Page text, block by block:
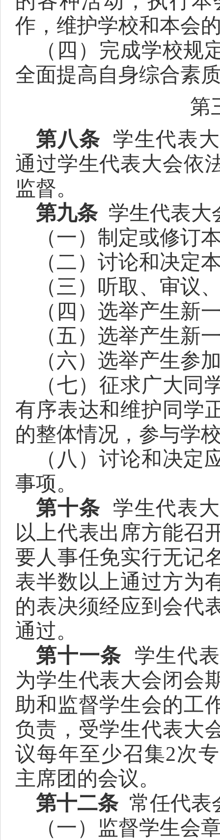
作，维护学校和本会
（四）完成学校规
全面提高自身综合素
第
第八条 学生代表
通过学生代表大会依
监督。
第九条 学生代表大
（一）制定或修订
（二）讨论和决定
（三）听取、 审议
（ 四 ）选举产生新
（五）选举产生新
（六）选举产生参
（七）征求广大同
有序表达和维护同学
的整体情况， 参与学
（ 八 ）讨论和决定
事项。
第十条 学生代表
以上代表出席方能召
要人事任免实行无记
表半数以上通过方为
的表决须经应到会代
通过。
第十一条
学生代
为学生代表大会闭会
助和监督学生会的工
负责，受学生代表大
议每年至少召集2次
主席团的会议。
第十二条 常任代表
（一）监督学生会